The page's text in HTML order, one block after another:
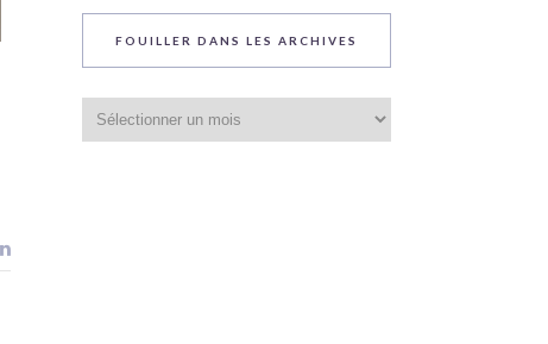
FOUILLER DANS LES ARCHIVES
dans
les